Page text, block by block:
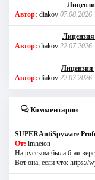
Автор: diakov 07.08.2026
Автор: diakov 22.07.2026
Лицензия
Автор: diakov 22.07.2026
Комментарии
SUPERAntiSpyware
От: imheton
На русском была 6-ая
Вот она, если что: https://